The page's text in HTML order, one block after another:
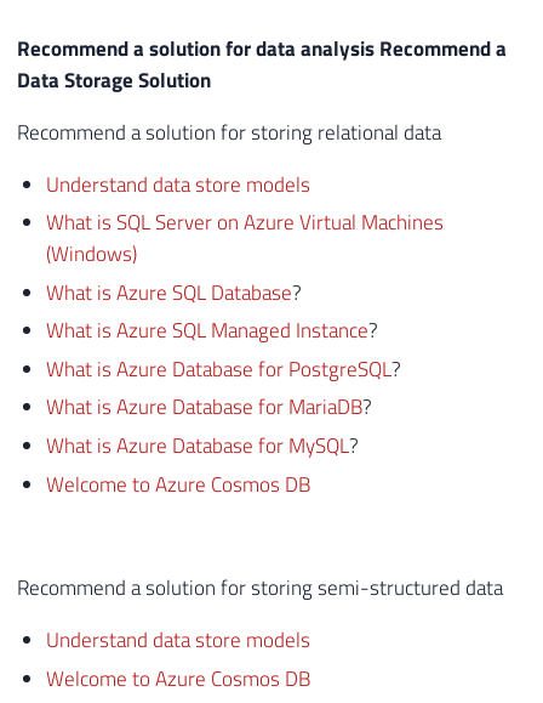
Recommend a solution for data analysis Recommend a
Data Storage Solution
Recommend a solution for storing relational data
Understand data store models
What is SQL Server on Azure Virtual Machines
(Windows)
What is Azure SQL Database?
What is Azure SQL Managed Instance?
What is Azure Database for PostgreSQL?
What is Azure Database for MariaDB?
What is Azure Database for MySQL?
Welcome to Azure Cosmos DB
Recommend a solution for storing semi-structured data
Understand data store models
Welcome to Azure Cosmos DB